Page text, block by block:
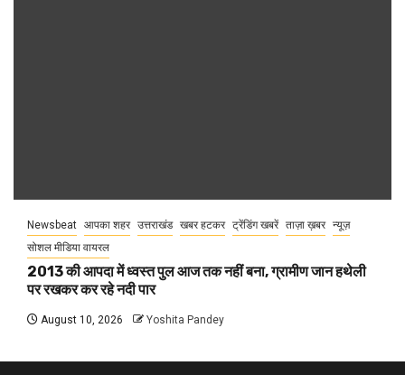
Newsbeat आपका शहर उत्तराखंड खबर हटकर ट्रेंडिंग खबरें ताज़ा ख़बर न्यूज़
सोशल मीडिया वायरल
2013 की आपदा में ध्वस्त पुल आज तक नहीं बना, ग्रामीण जान हथेली
पर रखकर कर रहे नदी पार
August 10, 2026 Yoshita Pandey